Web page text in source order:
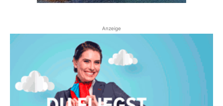
Anzeige